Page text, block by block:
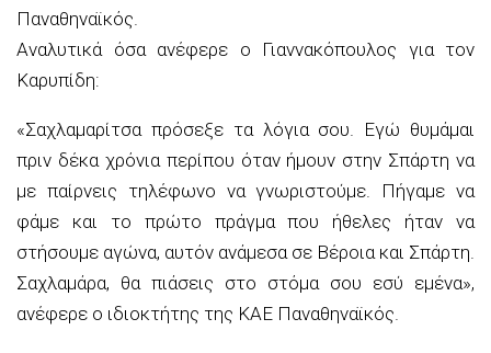
Παναθηναϊκός.
Αναλυτικά όσα ανέφερε ο Γιαννακόπουλος για τον
Καρυπίδη:
«Σαχλαμαρίτσα πρόσεξε τα λόγια σου. Εγώ θυμάμαι
πριν δέκα χρόνια περίπου όταν ήμουν στην Σπάρτη να
με παίρνεις τηλέφωνο να γνωριστούμε. Πήγαμε να
φάμε και το πρώτο πράγμα που ήθελες ήταν να
στήσουμε αγώνα, αυτόν ανάμεσα σε Βέροια και Σπάρτη.
Σαχλαμάρα, θα πιάσεις στο στόμα σου εσύ εμένα»,
ανέφερε ο ιδιοκτήτης της ΚΑΕ Παναθηναϊκός.